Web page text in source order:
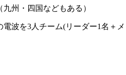
州・四国などもある）
電波を3人チーム(リーダー1名＋